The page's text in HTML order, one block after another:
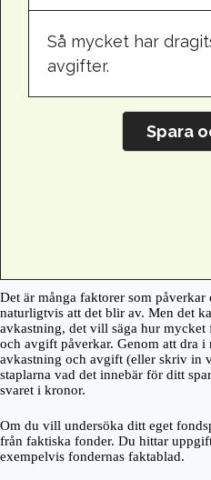
Det är många faktorer som
naturligtvis att det blir av. Men det
avkastning, det vill säga hur
och avgift påverkar. Genom att dra
avkastning och avgift (eller skriv in
staplarna vad det innebär för ditt
svaret i kronor.
Om du vill undersöka ditt eget
från faktiska fonder. Du hittar
exempelvis fondernas faktablad.